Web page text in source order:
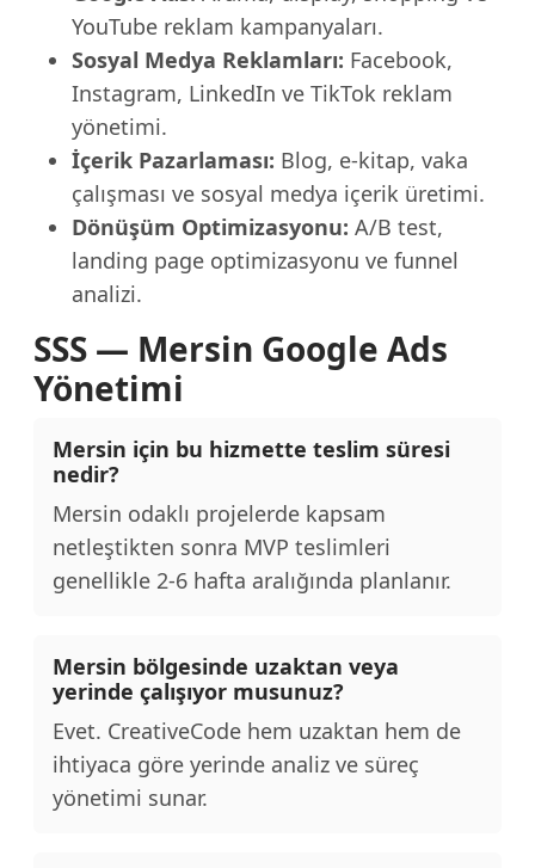
YouTube reklam kampanyaları.
Sosyal Medya Reklamları: Facebook,
Instagram, LinkedIn ve TikTok reklam
yönetimi.
İçerik Pazarlaması: Blog, e-kitap, vaka
çalışması ve sosyal medya içerik üretimi.
Dönüşüm Optimizasyonu: A/B test,
landing page optimizasyonu ve funnel
analizi.
SSS — Mersin Google Ads
Yönetimi
Mersin için bu hizmette teslim süresi
nedir?
Mersin odaklı projelerde kapsam
netleştikten sonra MVP teslimleri
genellikle 2-6 hafta aralığında planlanır.
Mersin bölgesinde uzaktan veya
yerinde çalışıyor musunuz?
Evet. CreativeCode hem uzaktan hem de
ihtiyaca göre yerinde analiz ve süreç
yönetimi sunar.